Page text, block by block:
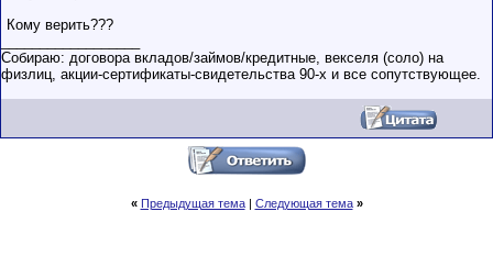
Кому верить???
Собираю: договора вкладов/займов/кредитные, векселя (соло) на
физлиц, акции-сертификаты-свидетельства 90-х и все сопутствующее.
« Предыдущая тема| Следующая тема »